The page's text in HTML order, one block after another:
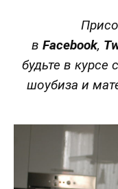
в Facebook,
будьте в
шоубиза и